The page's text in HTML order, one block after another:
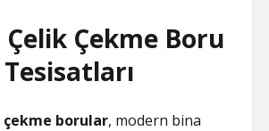
SAYFA LISTESI
Çelik Çekme Boru
borular, modern bina